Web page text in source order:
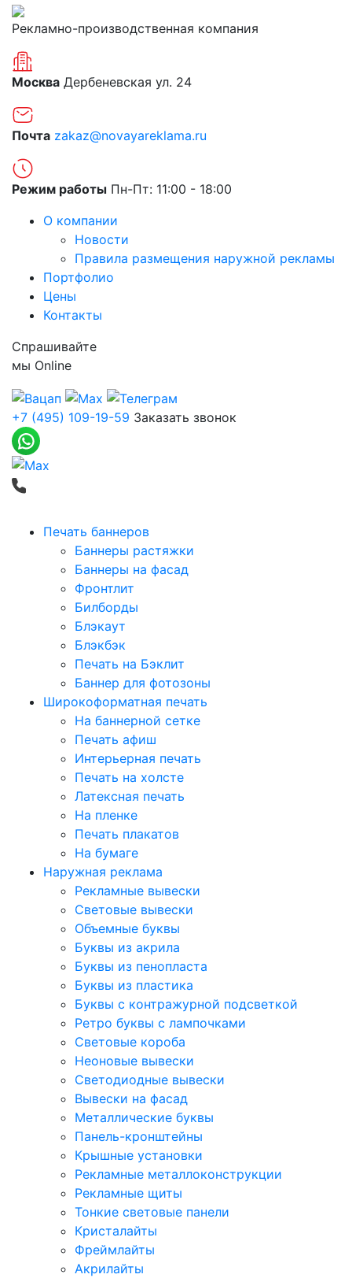
Рекламно-производственная компания
Москва Дербеневская ул. 24
Почта zakaz@novayareklama.ru
Режим работы Пн-Пт: 11:00 - 18:00
О компании
Новости
Правила размещения наружной рекламы
Портфолио
Цены
Контакты
Спрашивайте
мы Online
+7 (495) 109-19-59 Заказать звонок
Печать баннеров
Баннеры растяжки
Баннеры на фасад
Фронтлит
Билборды
Блэкаут
Блэкбэк
Печать на Бэклит
Баннер для фотозоны
Широкоформатная печать
На баннерной сетке
Печать афиш
Интерьерная печать
Печать на холсте
Латексная печать
На пленке
Печать плакатов
На бумаге
Наружная реклама
Рекламные вывески
Световые вывески
Объемные буквы
Буквы из акрила
Буквы из пенопласта
Буквы из пластика
Буквы с контражурной подсветкой
Ретро буквы с лампочками
Световые короба
Неоновые вывески
Светодиодные вывески
Вывески на фасад
Металлические буквы
Панель-кронштейны
Крышные установки
Рекламные металлоконструкции
Рекламные щиты
Тонкие световые панели
Кристалайты
Фреймлайты
Акрилайты